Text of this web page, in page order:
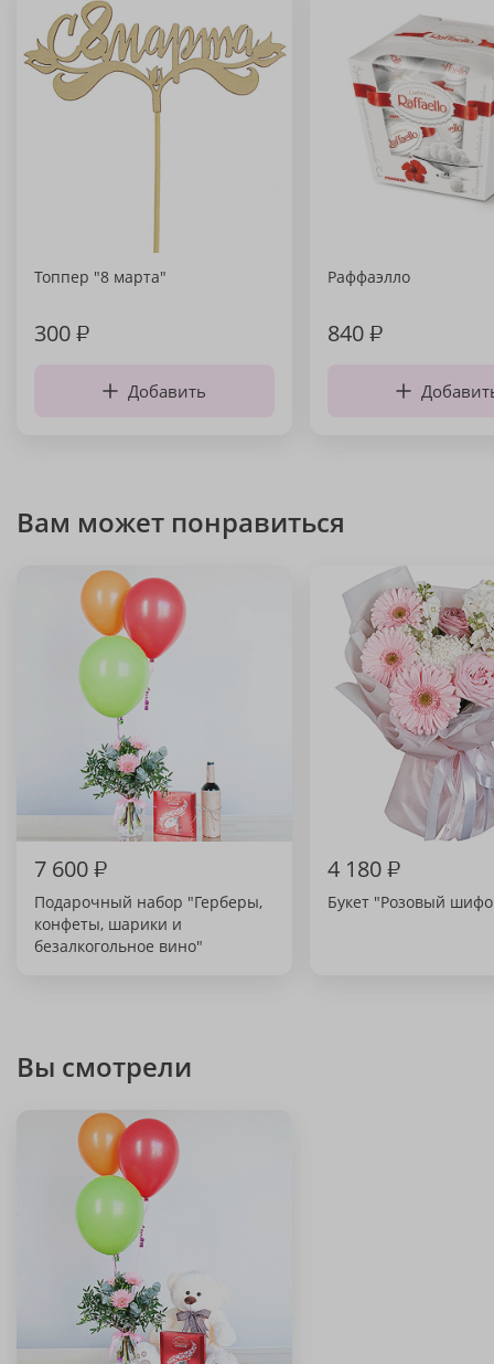
Топпер "8 марта"
300₽
Добавить
Раффаэлло
840₽
Вам может понравиться
7 600₽
Подарочный набор "Герберы,
конфеты, шарики и
безалкогольное вино"
4 180₽
Букет "Розовый
Вы смотрели